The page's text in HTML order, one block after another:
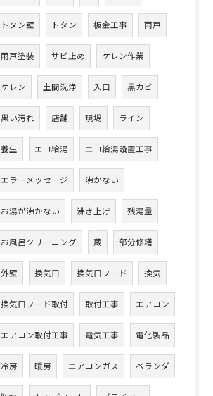
トタン壁 トタン 板金工事 雨戸
雨戸塗装 サビ止め ケレン作業
ケレン 土間洗浄 入口 黒カビ
黒い汚れ 店舗 現場 ライン
養生 エコ給湯 エコ給湯設置工事
エラーメッセージ 沸かない
お湯が沸かない 沸き上げ 残湯量
お風呂クリーニング 蔵 部分修繕
外壁 換気口 換気口フード 換気
換気口フード取付 取付工事 エアコン
エアコン取付工事 電気工事 電化製品
冷房 暖房 エアコンガス ベランダ